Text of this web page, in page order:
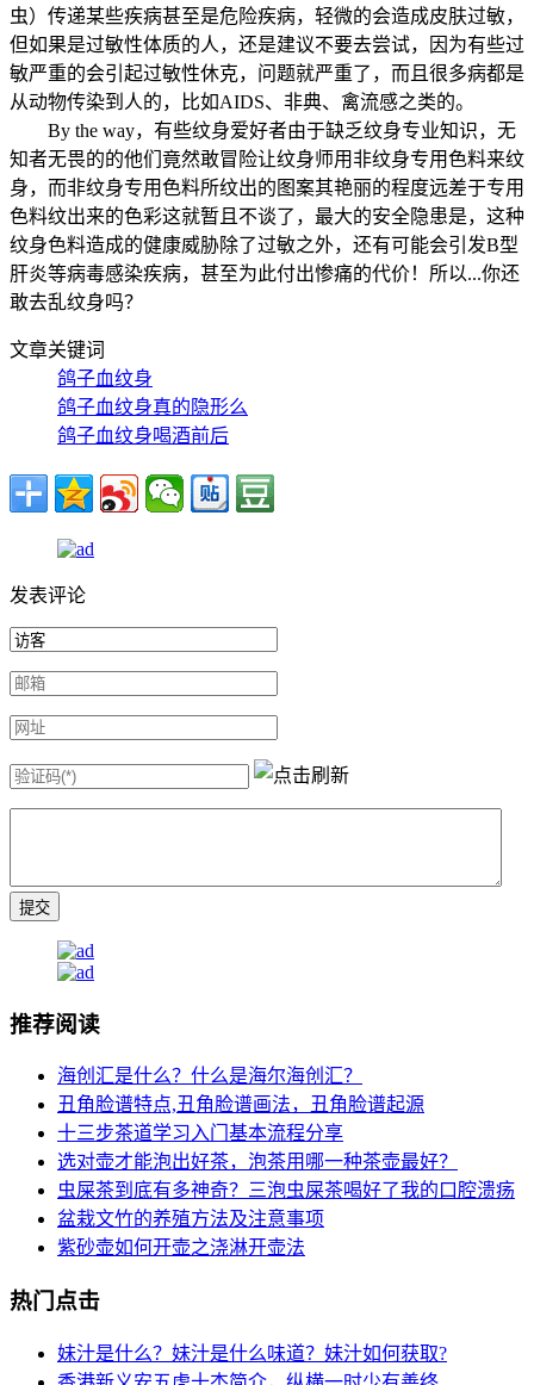
虫）传递某些疾病甚至是危险疾病，轻微的会造成皮肤过敏，
但如果是过敏性体质的人，还是建议不要去尝试，因为有些过
敏严重的会引起过敏性休克，问题就严重了，而且很多病都是
从动物传染到人的，比如AIDS、非典、禽流感之类的。
By the way，有些纹身爱好者由于缺乏纹身专业知识，无
知者无畏的的他们竟然敢冒险让纹身师用非纹身专用色料来纹
身，而非纹身专用色料所纹出的图案其艳丽的程度远差于专用
色料纹出来的色彩这就暂且不谈了，最大的安全隐患是，这种
纹身色料造成的健康威胁除了过敏之外，还有可能会引发B型
肝炎等病毒感染疾病，甚至为此付出惨痛的代价！所以...你还
敢去乱纹身吗？
文章关键词
鸽子血纹身
鸽子血纹身真的隐形么
鸽子血纹身喝酒前后
发表评论
推荐阅读
海创汇是什么？什么是海尔海创汇？
丑角脸谱特点,丑角脸谱画法，丑角脸谱起源
十三步茶道学习入门基本流程分享
选对壶才能泡出好茶，泡茶用哪一种茶壶最好？
虫屎茶到底有多神奇？三泡虫屎茶喝好了我的口腔溃疡
盆栽文竹的养殖方法及注意事项
紫砂壶如何开壶之浇淋开壶法
热门点击
妹汁是什么？妹汁是什么味道？妹汁如何获取?